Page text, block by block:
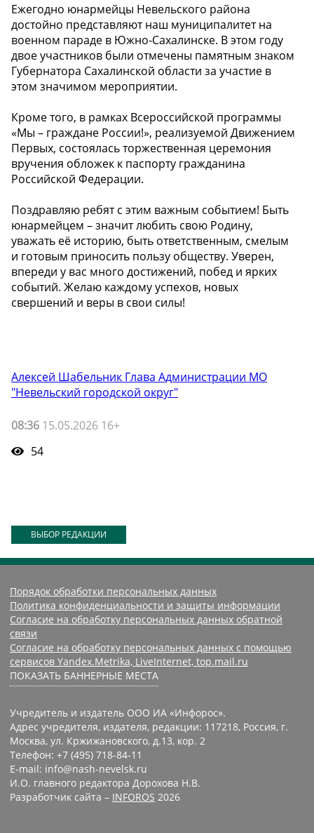
Ежегодно юнармейцы Невельского района
достойно представляют наш муниципалитет на
военном параде в Южно-Сахалинске. В этом году
двое участников были отмечены памятным знаком
Губернатора Сахалинской области за участие в
этом значимом мероприятии.
Кроме того, в рамках Всероссийской программы
«Мы – граждане России!», реализуемой Движением
Первых, состоялась торжественная церемония
вручения обложек к паспорту гражданина
Российской Федерации.
Поздравляю ребят с этим важным событием! Быть
юнармейцем – значит любить свою Родину,
уважать её историю, быть ответственным, смелым
и готовым приносить пользу обществу. Уверен,
впереди у вас много достижений, побед и ярких
событий. Желаю каждому успехов, новых
свершений и веры в свои силы!
Алексей Шабельник Глава Администрации МО
"Невельский городской округ"
08:36 15.05.2026 16+
54
ВЫБОР РЕДАКЦИИ
Порядок обработки персональных данных
Политика конфиденциальности и защиты информации
Согласие на обработку персональных данных обратной
связи
Согласие на обработку персональных данных с помощью
сервисов Yandex.Metrika, LiveInternet, top.mail.ru
ПОКАЗАТЬ БАННЕРНЫЕ МЕСТА
Учредитель и издатель ООО ИА «Инфорос».
Адрес учредителя, издателя, редакции: 117218, Россия, г.
Москва, ул. Кржижановского, д.13, кор. 2
Телефон: +7 (495) 718-84-11
E-mail: info@nash-nevelsk.ru
И.О. главного редактора Дорохова Н.В.
Разработчик сайта – INFOROS 2026